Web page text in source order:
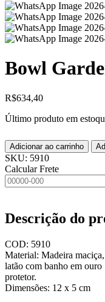
Bowl
R$634,40
Último produto em
Adicionar ao carrinho
SKU: 5910
Calcular Frete
Descrição do
COD: 5910
Material: Madeira
latão com banho em
protetor.
Dimensões: 12 x 5 cm